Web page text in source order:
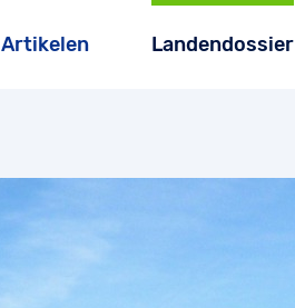
Artikelen Landendossier